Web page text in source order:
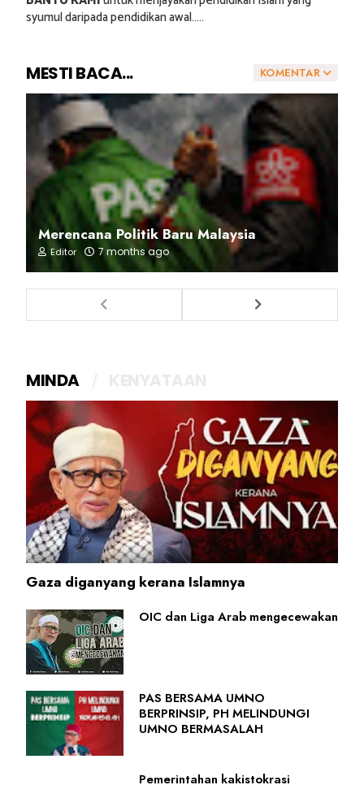
syumul daripada pendidikan awal.....
KOMENTAR
MESTI BACA...
Merencana Politik Baru Malaysia
Editor 7 months ago
MINDA
Gaza diganyang kerana Islamnya
OIC dan Liga Arab mengecewakan
PAS BERSAMA UMNO
BERPRINSIP, PH MELINDUNGI
UMNO BERMASALAH
Pemerintahan kakistokrasi